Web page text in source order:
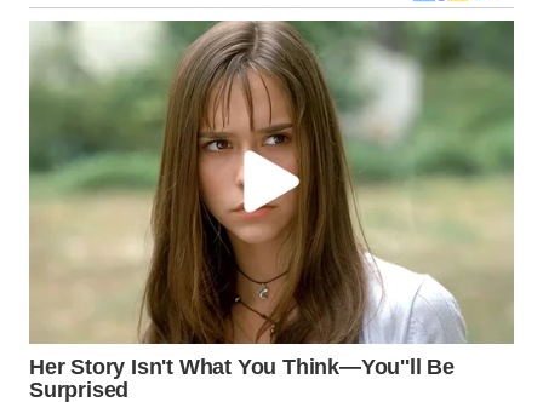
WN
DAIRI
DANAU
TOBA
LANGKAT